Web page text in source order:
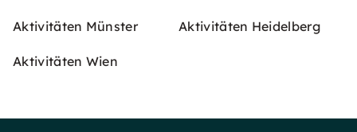
Aktivitäten Münster Aktivitäten Heidelberg
Aktivitäten Wien